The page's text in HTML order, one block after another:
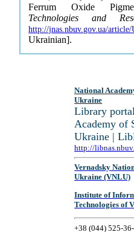
Ferrum Oxide
Technologies and
http://jnas.nbuv.gov.ua/
Ukrainian].
National
Ukraine
Library
Academy of
Ukraine |
http://
Vernadsky
Ukraine (VNLU)
Institute of
Technologies of
+38 (044) 525-